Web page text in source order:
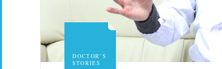
DOCTOR’S
STORIES